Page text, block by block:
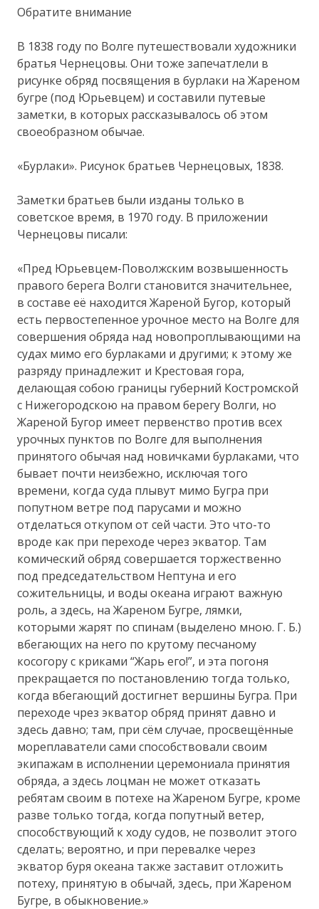
Обратите внимание
В 1838 году по Волге путешествовали художники
братья Чернецовы. Они тоже запечатлели в
рисунке обряд посвящения в бурлаки на Жареном
бугре (под Юрьевцем) и составили путевые
заметки, в которых рассказывалось об этом
своеобразном обычае.
«Бурлаки». Рисунок братьев Чернецовых, 1838.
Заметки братьев были изданы только в
советское время, в 1970 году. В приложении
Чернецовы писали:
«Пред Юрьевцем-Поволжским возвышенность
правого берега Волги становится значительнее,
в составе её находится Жареной Бугор, который
есть первостепенное урочное место на Волге для
совершения обряда над новопроплывающими на
судах мимо его бурлаками и другими; к этому же
разряду принадлежит и Крестовая гора,
делающая собою границы губерний Костромской
с Нижегородскою на правом берегу Волги, но
Жареной Бугор имеет первенство против всех
урочных пунктов по Волге для выполнения
принятого обычая над новичками бурлаками, что
бывает почти неизбежно, исключая того
времени, когда суда плывут мимо Бугра при
попутном ветре под парусами и можно
отделаться откупом от сей части. Это что-то
вроде как при переходе через экватор. Там
комический обряд совершается торжественно
под председательством Нептуна и его
сожительницы, и воды океана играют важную
роль, а здесь, на Жареном Бугре, лямки,
которыми жарят по спинам (выделено мною. Г. Б.)
вбегающих на него по крутому песчаному
косогору с криками “Жарь его!”, и эта погоня
прекращается по постановлению тогда только,
когда вбегающий достигнет вершины Бугра. При
переходе чрез экватор обряд принят давно и
здесь давно; там, при сём случае, просвещённые
мореплаватели сами способствовали своим
экипажам в исполнении церемониала принятия
обряда, а здесь лоцман не может отказать
ребятам своим в потехе на Жареном Бугре, кроме
разве только тогда, когда попутный ветер,
способствующий к ходу судов, не позволит этого
сделать; вероятно, и при перевалке через
экватор буря океана также заставит отложить
потеху, принятую в обычай, здесь, при Жареном
Бугре, в обыкновение.»